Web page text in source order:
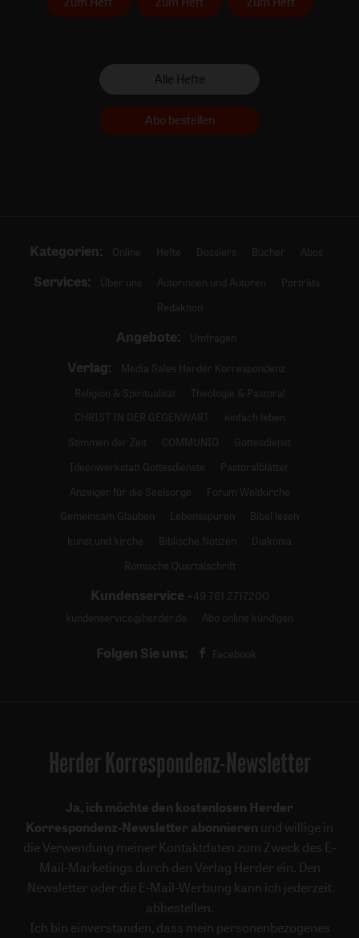
Alle Hefte
Abo bestellen
Kategorien: Online Hefte Dossiers Bücher Abos
Services: Über uns Autorinnen und Autoren
Porträts
Redaktion
Angebote: Umfragen
Verlag:
Media Sales Herder Korrespondenz
Religion & Spiritualität
Theologie & Pastoral
CHRIST IN DER GEGENWART
einfach leben
Stimmen der Zeit
COMMUNIO
Gottesdienst
Ideenwerkstatt Gottesdienste
Pastoralblätter
Anzeiger für die Seelsorge
Forum Weltkirche
Gemeinsam Glauben
Lebensspuren
Bibel lesen
kunst und kirche
Biblische Notizen
Diakonia
Römische Quartalschrift
Kundenservice +49 761 2717200
kundenservice@herder.de
Abo online kündigen
Folgen Sie uns: Facebook
Herder Korrespondenz-Newsletter
Ja, ich möchte den kostenlosen Herder
Korrespondenz-Newsletter abonnieren und willige in
die Verwendung meiner Kontaktdaten zum Zweck des E-
Mail-Marketings durch den Verlag Herder ein. Den
Newsletter oder die E-Mail-Werbung kann ich jederzeit
abbestellen.
Ich bin einverstanden, dass mein personenbezogenes